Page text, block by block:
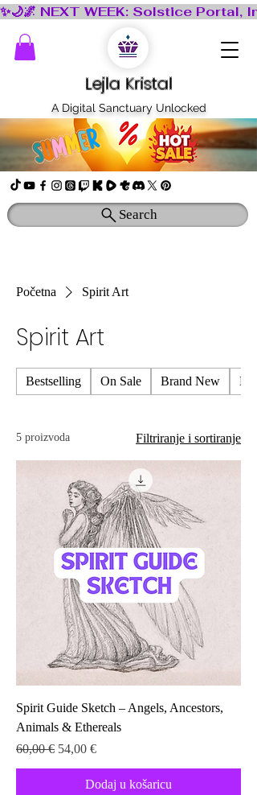
Lejla Kristal
A Digital Sanctuary Unlocked
Search
Početna Spirit Art
Spirit Art
Bestselling On Sale Brand New
5 proizvoda Filtriranje i sortiranje
Spirit Guide Sketch – Angels, Ancestors,
Animals & Ethereals
Redovna cijena
60,00 € Cijena s popustom
54,00 €
Dodaj u košaricu